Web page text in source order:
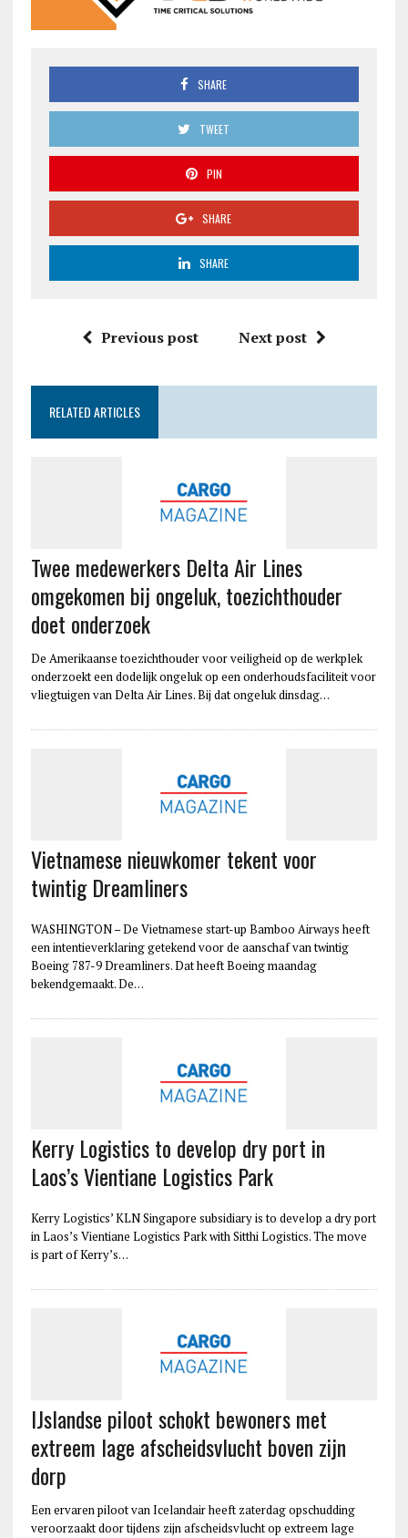
SHARE
TWEET
PIN
SHARE
SHARE
Previous post Next post
RELATED ARTICLES
Twee medewerkers Delta Air Lines
omgekomen bij ongeluk, toezichthouder
doet onderzoek
De Amerikaanse toezichthouder voor veiligheid op de werkplek
onderzoekt een dodelijk ongeluk op een onderhoudsfaciliteit voor
vliegtuigen van Delta Air Lines. Bij dat ongeluk dinsdag…
Vietnamese nieuwkomer tekent voor
twintig Dreamliners
WASHINGTON – De Vietnamese start-up Bamboo Airways heeft
een intentieverklaring getekend voor de aanschaf van twintig
Boeing 787-9 Dreamliners. Dat heeft Boeing maandag
bekendgemaakt. De…
Kerry Logistics to develop dry port in
Laos’s Vientiane Logistics Park
Kerry Logistics’ KLN Singapore subsidiary is to develop a dry port
in Laos’s Vientiane Logistics Park with Sitthi Logistics. The move
is part of Kerry’s…
IJslandse piloot schokt bewoners met
extreem lage afscheidsvlucht boven zijn
dorp
Een ervaren piloot van Icelandair heeft zaterdag opschudding
veroorzaakt door tijdens zijn afscheidsvlucht op extreem lage